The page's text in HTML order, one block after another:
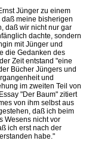
Jünger zu einem
meine bisherigen
daß wir nicht nur gar
dachte, sondern
mit Jünger und
die Gedanken des
Zeit entstand "eine
Bücher Jüngers und
und
im zweiten Teil von
"Der Baum" zitiert
von ihm selbst aus
daß ich beim
Wesens nicht vor
ich erst nach der
habe."